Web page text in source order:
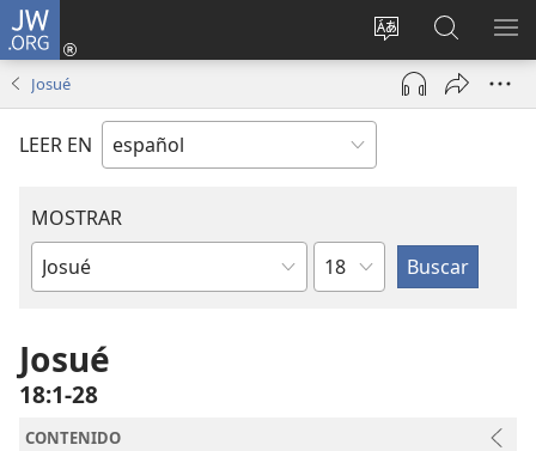
JW.ORG
Cambiar
idioma
del sitio
Iniciar
sesión
(abre
nueva
en
jw.org
Josué
LEER EN
MOSTRAR
Libro
Biblia
Capítulo
Josué
18:1-28
CONTENIDO